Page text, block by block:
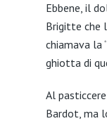
Ebbene, il
Brigitte che
chiamava la
ghiotta di
Al
Bardot, ma